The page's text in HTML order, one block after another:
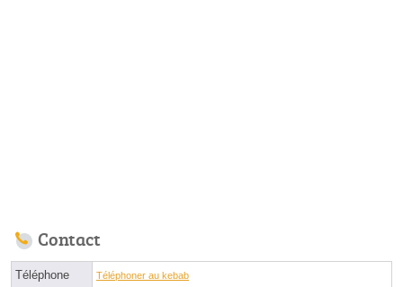
Contact
Téléphone Téléphoner au kebab